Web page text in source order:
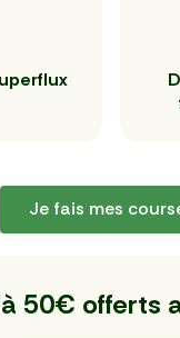
Je fais mes
50€ offerts